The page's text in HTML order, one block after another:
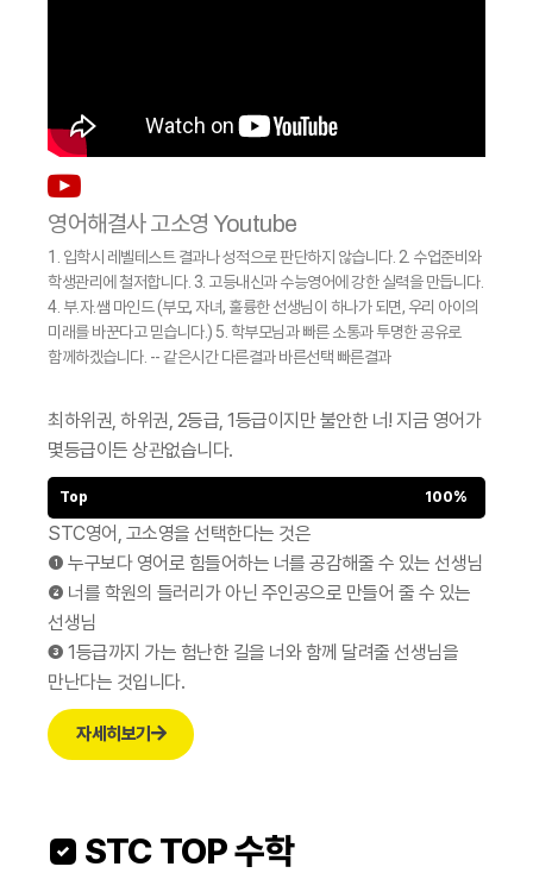
영어해결사 고소영 Youtube
1. 입학시 레벨테스트 결과나 성적으로 판단하지 않습니다. 2. 수업준비와
학생관리에 철저합니다. 3. 고등내신과 수능영어에 강한 실력을 만듭니다.
4. 부.자.쌤 마인드 (부모, 자녀, 훌륭한 선생님이 하나가 되면, 우리 아이의
미래를 바꾼다고 믿습니다.) 5. 학부모님과 빠른 소통과 투명한 공유로
함께하겠습니다. -- 같은시간 다른결과 바른선택 빠른결과
최하위권, 하위권, 2등급, 1등급이지만 불안한 너! 지금 영어가
몇등급이든 상관없습니다.
Top 100%
STC영어, 고소영을 선택한다는 것은
❶ 누구보다 영어로 힘들어하는 너를 공감해줄 수 있는 선생님
❷ 너를 학원의 들러리가 아닌 주인공으로 만들어 줄 수 있는
선생님
❸ 1등급까지 가는 험난한 길을 너와 함께 달려줄 선생님을
만난다는 것입니다.
자세히보기
 STC TOP 수학